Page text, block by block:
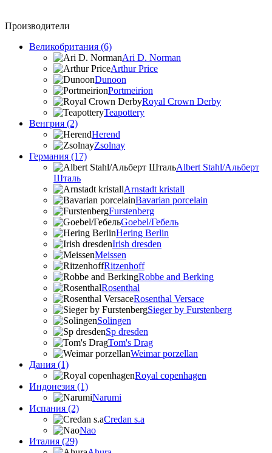
Производители
Великобритания (6)
Ari D. Norman
Arthur Price
Dunoon
Portmeirion
Royal Crown Derby
Teapottery
Венгрия (2)
Herend
Zsolnay
Германия (17)
Albert Stahl/Альбеpт
Шталь
Arnstadt kristall
Bavarian porcelain
Furstenberg
Goebel/Гебель
Hering Berlin
Irish dresden
Meissen
Ritzenhoff
Robbe and Berking
Rosenthal
Rosenthal Versace
Sieger by Furstenberg
Solingen
Sp dresden
Tom's Drag
Weimar porzellan
Дания (1)
Royal copenhagen
Индонезия (1)
Narumi
Испания (2)
Credan s.a
Nao
Италия (29)